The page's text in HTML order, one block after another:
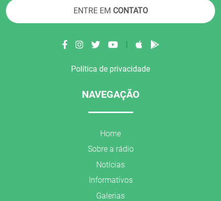
ENTRE EM CONTATO
Política de privacidade
NAVEGAÇÃO
Home
Sobre a rádio
Notícias
Informativos
Galerias